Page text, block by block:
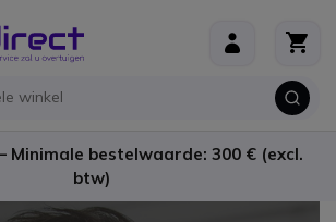
Minimale bestelwaarde: 300 € (excl.
btw)